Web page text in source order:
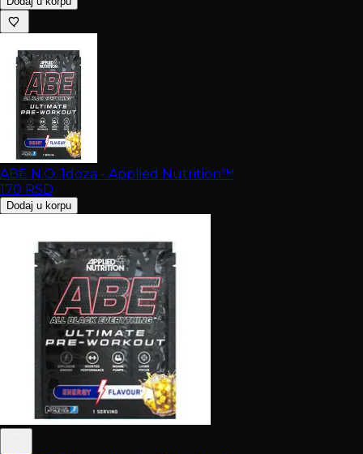
ABE N.O. 1doza - Applied Nutrition™
170 RSD
Dodaj u korpu